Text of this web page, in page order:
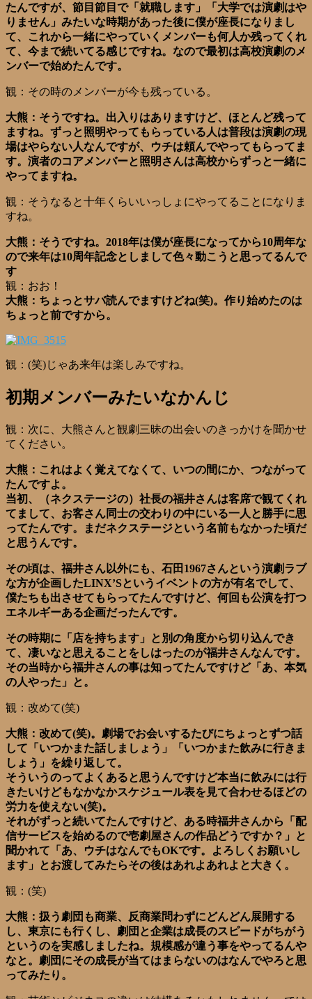
たんですが、節目節目で「就職します」「大学では演劇はや
りません」みたいな時期があった後に僕が座長になりまし
て、これから一緒にやっていくメンバーも何人か残ってくれ
て、今まで続いてる感じですね。なので最初は高校演劇のメ
ンバーで始めたんです。
観：その時のメンバーが今も残っている。
大熊：そうですね。出入りはありますけど、ほとんど残って
ますね。ずっと照明やってもらっている人は普段は演劇の現
場はやらない人なんですが、ウチは頼んでやってもらってま
す。演者のコアメンバーと照明さんは高校からずっと一緒に
やってますね。
観：そうなると十年くらいいっしょにやってることになりま
すね。
大熊：そうですね。2018年は僕が座長になってから10周年な
ので来年は10周年記念としまして色々動こうと思ってるんで
す
観：おお！
大熊：ちょっとサバ読んでますけどね(笑)。作り始めたのは
ちょっと前ですから。
観：(笑)じゃあ来年は楽しみですね。
初期メンバーみたいなかんじ
観：次に、大熊さんと観劇三昧の出会いのきっかけを聞かせ
てください。
大熊：これはよく覚えてなくて、いつの間にか、つながって
たんですよ。
当初、（ネクステージの）社長の福井さんは客席で観てくれ
てまして、お客さん同士の交わりの中にいる一人と勝手に思
ってたんです。まだネクステージという名前もなかった頃だ
と思うんです。
その頃は、福井さん以外にも、石田1967さんという演劇ラブ
な方が企画したLINX’Sというイベントの方が有名でして、
僕たちも出させてもらってたんですけど、何回も公演を打つ
エネルギーある企画だったんです。
その時期に「店を持ちます」と別の角度から切り込んでき
て、凄いなと思えることをしはったのが福井さんなんです。
その当時から福井さんの事は知ってたんですけど「あ、本気
の人やった」と。
観：改めて(笑)
大熊：改めて(笑)。劇場でお会いするたびにちょっとずつ話
して「いつかまた話しましょう」「いつかまた飲みに行きま
しょう」を繰り返して。
そういうのってよくあると思うんですけど本当に飲みには行
きたいけどもなかなかスケジュール表を見て合わせるほどの
労力を使えない(笑)。
それがずっと続いてたんですけど、ある時福井さんから「配
信サービスを始めるので壱劇屋さんの作品どうですか？」と
聞かれて「あ、ウチはなんでもOKです。よろしくお願いし
ます」とお渡してみたらその後はあれよあれよと大きく。
観：(笑)
大熊：扱う劇団も商業、反商業問わずにどんどん展開する
し、東京にも行くし、劇団と企業は成長のスピードがちがう
というのを実感しましたね。規模感が違う事をやってるんや
なと。劇団にその成長が当てはまらないのはなんでやろと思
ってみたり。